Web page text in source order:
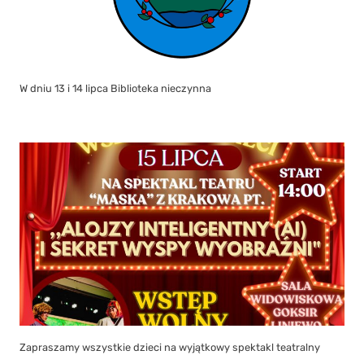
W dniu 13 i 14 lipca Biblioteka nieczynna
Zapraszamy wszystkie dzieci na wyjątkowy spektakl teatralny